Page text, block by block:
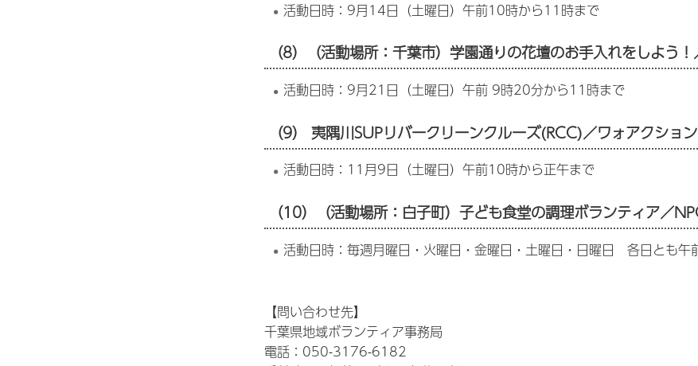
活動日時：9月14日（土曜日）午前10時から11時まで
（8）（活動場所：千葉市）学園通りの花壇のお手入れをしよう
活動日時：9月21日（土曜日）午前 9時20分から11時まで
（9） 夷隅川SUPリバークリーンクルーズ(RCC)／ワォアクショ
活動日時：11月9日（土曜日）午前10時から正午まで
（10）（活動場所：白子町）子ども食堂の調理ボランティア／
活動日時：毎週月曜日・火曜日・金曜日・土曜日・日曜日 各日とも
【問い合わせ先】
千葉県地域ボランティア事務局
電話：050-3176-6182